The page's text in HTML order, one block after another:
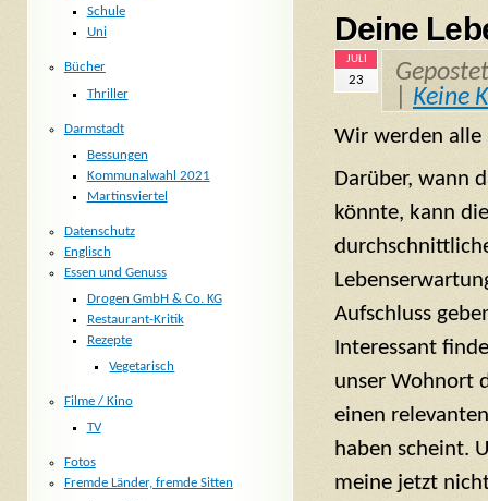
Deine
JULI
23
Keine
Wir werden alle
Darüber, wann
könnte, kann die
Aufschluss
Interessant
unser Wohnort
einen
haben scheint.
meine jetzt
Schule
Uni
Bücher
Thriller
Darmstadt
Bessungen
Kommunalwahl 2021
Martinsviertel
Datenschutz
Englisch
Essen und Genuss
Drogen GmbH & Co. KG
Restaurant-Kritik
Rezepte
Vegetarisch
Filme / Kino
TV
Fotos
Fremde Länder, fremde Sitten